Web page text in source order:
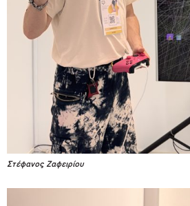
Στέφανος Ζαφειρίου